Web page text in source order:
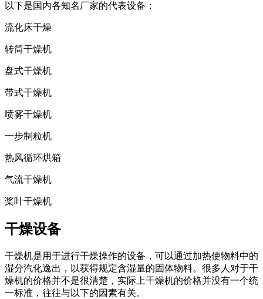
以下是国内各知名厂家的代表设备：
流化床干燥
转筒干燥机
盘式干燥机
带式干燥机
喷雾干燥机
一步制粒机
热风循环烘箱
气流干燥机
桨叶干燥机
干燥设备
干燥机是用于进行干燥操作的设备，可以通过加热使物料中的
湿分汽化逸出，以获得规定含湿量的固体物料。很多人对于干
燥机的价格并不是很清楚，实际上干燥机的价格并没有一个统
一标准，往往与以下的因素有关。